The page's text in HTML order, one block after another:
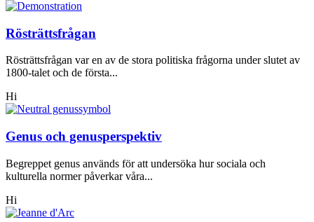
Rösträttsfrågan
Rösträttsfrågan var en av de stora politiska frågorna under slutet av
1800-talet och de första...
Hi
Genus och genusperspektiv
Begreppet genus används för att undersöka hur sociala och
kulturella normer påverkar våra...
Hi